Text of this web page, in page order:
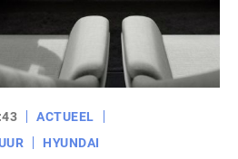
ACTUEEL
HYUNDAI